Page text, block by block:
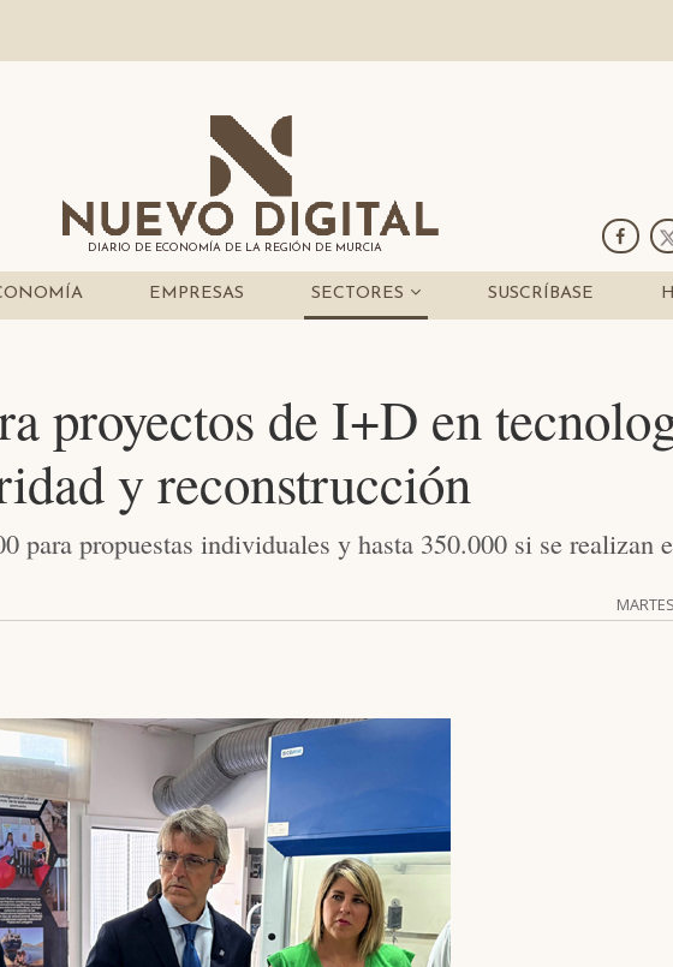
DIARIO DE ECONOMÍA DE LA REGIÓN DE MURCIA
EMPRESAS SECTORES SUSCRÍBASE
proyectos de I+D en
y reconstrucción
para propuestas individuales y hasta 350.000 si se realizan